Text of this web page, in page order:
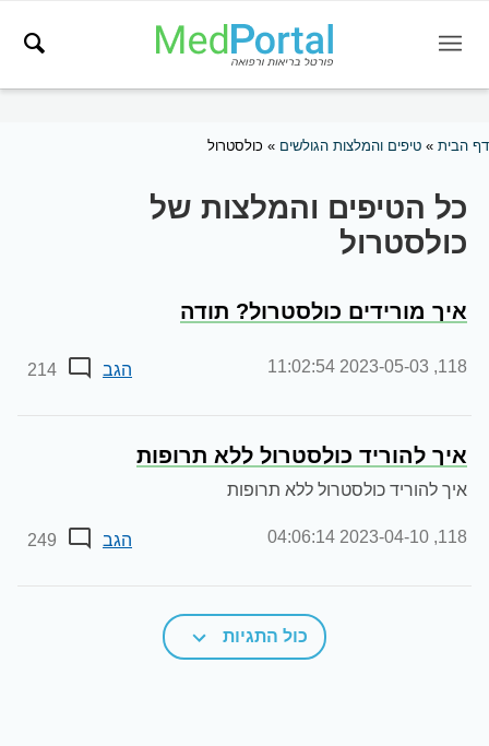
דף הבית » טיפים והמלצות הגולשים » כולסטרול
כל הטיפים והמלצות של
כולסטרול
איך מורידים כולסטרול? תודה
118,
2023-05-03 11:02:54 הגב 214
איך להוריד כולסטרול ללא תרופות
איך להוריד כולסטרול ללא תרופות
118,
2023-04-10 04:06:14 הגב 249
כול התגיות